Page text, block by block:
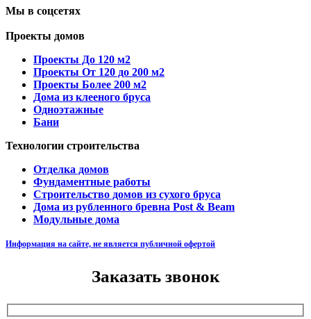
Мы в соцсетях
Проекты домов
Проекты До 120 м2
Проекты От 120 до 200 м2
Проекты Более 200 м2
Дома из клееного бруса
Одноэтажные
Бани
Технологии строительства
Отделка домов
Фундаментные работы
Строительство домов из сухого бруса
Дома из рубленного бревна Post & Beam
Модульные дома
Информация на сайте, не является публичной офертой
Заказать звонок